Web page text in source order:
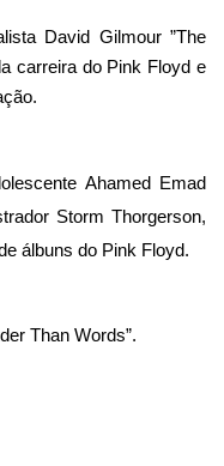
David Gilmour ”The
carreira do Pink Floyd e
Ahamed Emad
Storm Thorgerson,
álbuns do Pink Floyd.
Than Words”.